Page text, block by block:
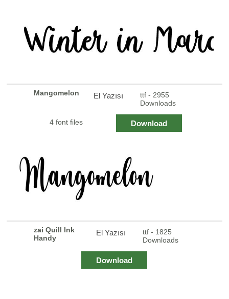
Mangomelon El Yazısı
ttf - 2955
Downloads
4 font files Download
zai Quill Ink
Handy
El Yazısı
ttf - 1825
Downloads
Download